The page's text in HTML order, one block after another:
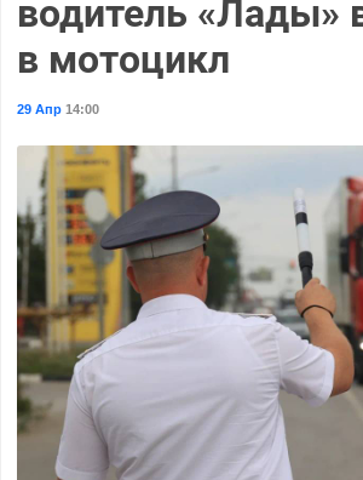
водитель «Лады»
в мотоцикл
29 Апр14:00